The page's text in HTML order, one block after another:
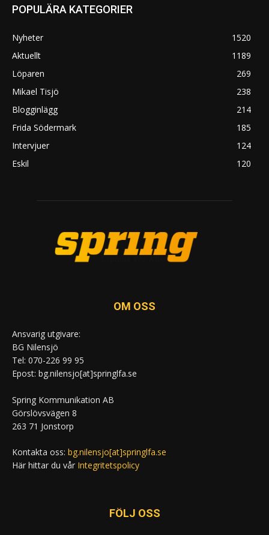
POPULÄRA KATEGORIER
Nyheter
1520
Aktuellt
1189
Löparen
269
Mikael Tisjö
238
Blogginlägg
214
Frida Södermark
185
Intervjuer
124
Eskil
120
OM OSS
Ansvarig utgivare:
BG Nilensjö
Tel: 070-226 99 95
Epost: bg.nilensjo[at]springlfa.se
Spring Kommunikation AB
Görslövsvägen 8
263 71 Jonstorp
Kontakta oss: bg.nilensjo[at]springlfa.se
Här hittar du vår Integritetspolicy
FÖLJ OSS